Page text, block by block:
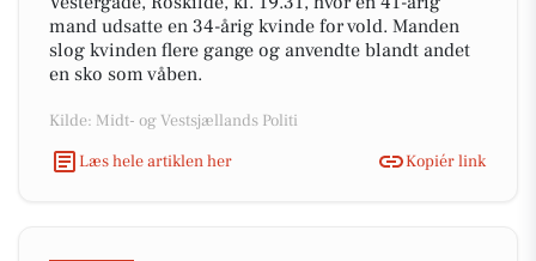
mand udsatte en 34-årig kvinde for vold. Manden
slog kvinden flere gange og anvendte blandt andet
en sko som våben.
Kilde: Midt- og Vestsjællands Politi
Læs hele artiklen her
Kopiér link